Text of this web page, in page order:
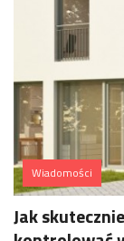
Wiadomości
Jak